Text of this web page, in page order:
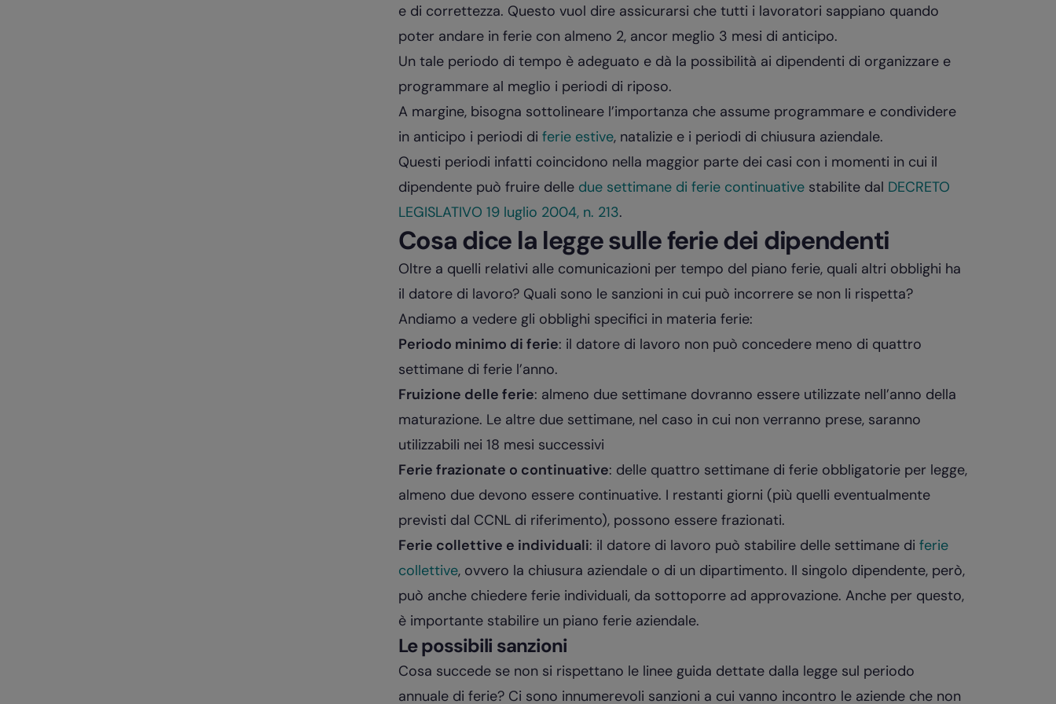
e di correttezza. Questo vuol dire assicurarsi che tutti i lavoratori sappiano quando
poter andare in ferie con almeno 2, ancor meglio 3 mesi di anticipo.
Un tale periodo di tempo è adeguato e dà la possibilità ai dipendenti di organizzare e
programmare al meglio i periodi di riposo.
A margine, bisogna sottolineare l’importanza che assume programmare e condividere
in anticipo i periodi di ferie estive, natalizie e i periodi di chiusura aziendale.
Questi periodi infatti coincidono nella maggior parte dei casi con i momenti in cui il
dipendente può fruire delle due settimane di ferie continuativestabilite dal DECRETO
LEGISLATIVO 19 luglio 2004, n. 213.
Cosa dice la legge sulle ferie dei dipendenti
Oltre a quelli relativi alle comunicazioni per tempo del piano ferie, quali altri obblighi ha
il datore di lavoro? Quali sono le sanzioni in cui può incorrere se non li rispetta?
Andiamo a vedere gli obblighi specifici in materia ferie:
Periodo minimo di ferie: il datore di lavoro non può concedere meno di quattro
settimane di ferie l’anno.
Fruizione delle ferie: almeno due settimane dovranno essere utilizzate nell’anno della
maturazione. Le altre due settimane, nel caso in cui non verranno prese, saranno
utilizzabili nei 18 mesi successivi
Ferie frazionate o continuative: delle quattro settimane di ferie obbligatorie per legge,
almeno due devono essere continuative. I restanti giorni (più quelli eventualmente
previsti dal CCNL di riferimento), possono essere frazionati.
Ferie collettive e individuali: il datore di lavoro può stabilire delle settimane di ferie
collettive, ovvero la chiusura aziendale o di un dipartimento. Il singolo dipendente, però,
può anche chiedere ferie individuali, da sottoporre ad approvazione. Anche per questo,
è importante stabilire un piano ferie aziendale.
Le possibili sanzioni
Cosa succede se non si rispettano le linee guida dettate dalla legge sul periodo
annuale di ferie? Ci sono innumerevoli sanzioni a cui vanno incontro le aziende che non